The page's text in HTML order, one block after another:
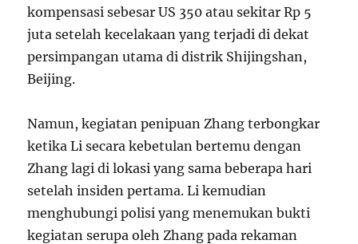
kompensasisebesarUS 350 atau sekitar Rp 5
juta setelah kecelakaan yang terjadi di dekat
persimpangan utama di distrik Shijingshan,
Beijing.
Namun, kegiatan penipuan Zhang terbongkar
ketika Li secara kebetulan bertemu dengan
Zhang lagi di lokasi yang sama beberapa hari
setelah insiden pertama. Li kemudian
menghubungi polisi yang menemukan bukti
kegiatan serupa oleh Zhang pada rekaman